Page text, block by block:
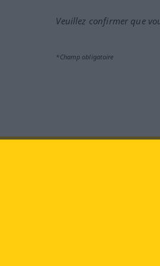
Veuillez confirmer que
*Champ obligatoire